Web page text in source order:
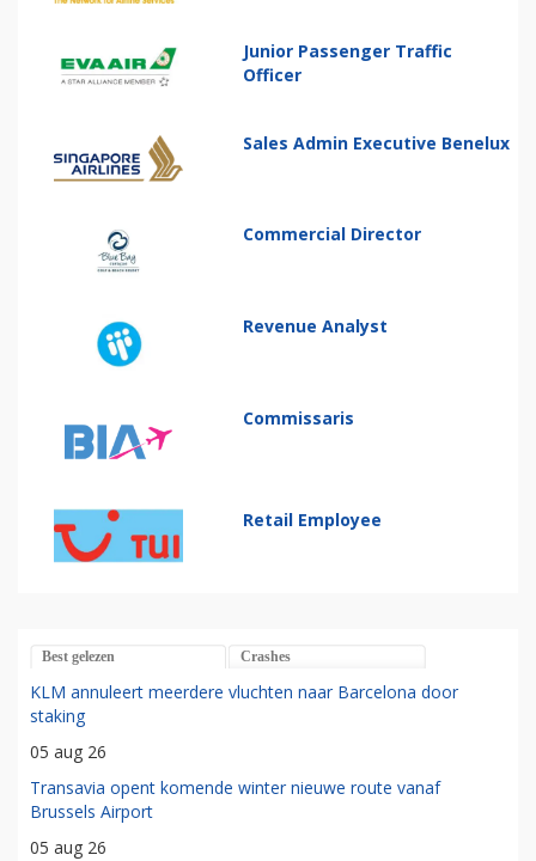
Junior Passenger Traffic
Officer
Sales Admin Executive Benelux
Commercial Director
Revenue Analyst
Commissaris
Retail Employee
Best gelezen Crashes
KLM annuleert meerdere vluchten naar Barcelona door
staking
05 aug 26
Transavia opent komende winter nieuwe route vanaf
Brussels Airport
05 aug 26